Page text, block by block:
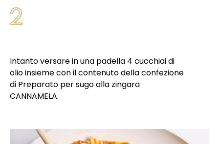
2
Intanto versare in una padella 4 cucchiai di
olio insieme con il contenuto della confezione
di Preparato per sugo alla zingara
CANNAMELA.